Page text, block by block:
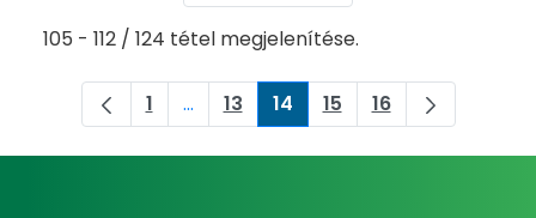
105 - 112 / 124 tétel megjelenítése.
Oldal
1 ...Köztes oldalak Navigáljon a TAB
Oldal
13 Oldal
14 Oldal
15 Oldal
16